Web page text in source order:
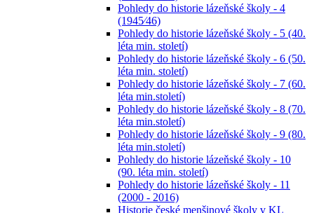
Pohledy do historie lázeňské školy - 4
(1945⁄46)
Pohledy do historie lázeňské školy - 5 (40.
léta min. století)
Pohledy do historie lázeňské školy - 6 (50.
léta min. století)
Pohledy do historie lázeňské školy - 7 (60.
léta min.století)
Pohledy do historie lázeňské školy - 8 (70.
léta min.století)
Pohledy do historie lázeňské školy - 9 (80.
léta min.století)
Pohledy do historie lázeňské školy - 10
(90. léta min. století)
Pohledy do historie lázeňské školy - 11
(2000 - 2016)
Historie české menšinové školy v KL